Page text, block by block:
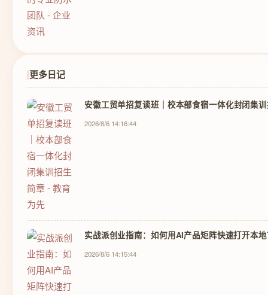
更多日记
安徽工贸单招复读班｜校本部食宿一体化封闭集
2026/8/6 14:16:44
实战派创业指南：如何用AI产品矩阵快速打开本
2026/8/6 14:15:44